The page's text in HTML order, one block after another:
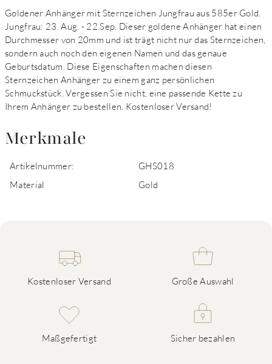
Goldener Anhänger mit Sternzeichen Jungfrau aus 585er Gold.
Jungfrau: 23. Aug. - 22.Sep. Dieser goldene Anhänger hat einen
Durchmesser von 20mm und ist trägt nicht nur das Sternzeichen,
sondern auch noch den eigenen Namen und das genaue
Geburtsdatum. Diese Eigenschaften machen diesen
Sternzeichen Anhänger zu einem ganz persönlichen
Schmuckstück. Vergessen Sie nicht, eine passende Kette zu
Ihrem Anhänger zu bestellen. Kostenloser Versand!
Merkmale
Artikelnummer:
GHS018
Material
Gold
Kostenloser Versand Große Auswahl
Maßgefertigt Sicher bezahlen